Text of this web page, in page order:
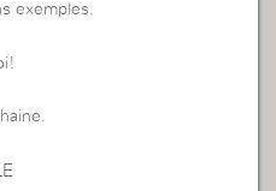
exemples.